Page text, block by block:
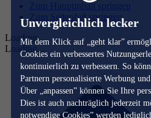
Unvergleichlich lecker
Mit dem Klick auf „geht klar”
Cookies ein verbessertes
kontinuierlich zu verbessern. So
Partnern personalisierte Werbung und
Über „anpassen” können Sie Ihre
Dies ist auch nachträglich jederzeit
notwendige Cookies” werden
Zum Hauptinhalt springen
Zum Seitenfuß springen
Loading...
Loading...